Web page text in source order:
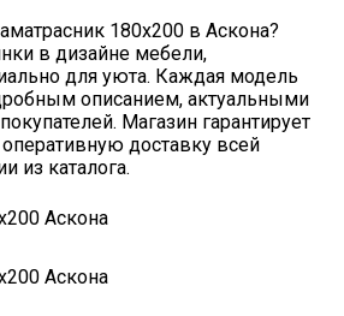
180х200 в Аскона?
в дизайне мебели,
для уюта. Каждая модель
описанием, актуальными
Магазин гарантирует
доставку всей
из каталога.